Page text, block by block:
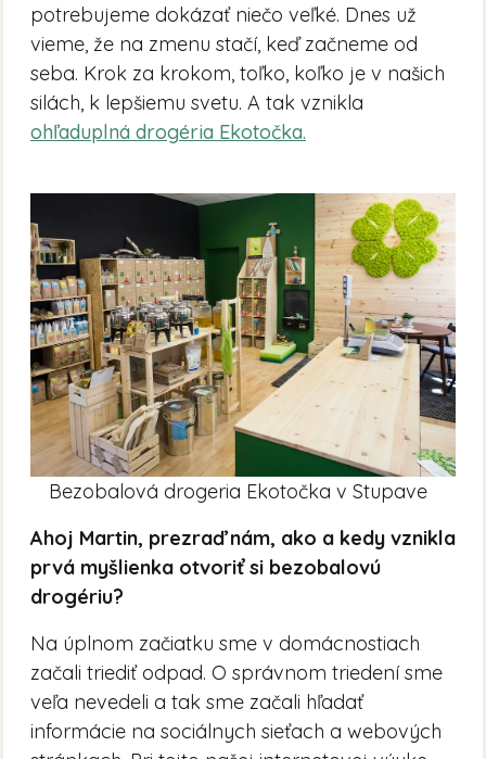
potrebujeme dokázať niečo veľké. Dnes už
vieme, že na zmenu stačí, keď začneme od
seba. Krok za krokom, toľko, koľko je v našich
silách, k lepšiemu svetu. A tak vznikla
ohľaduplná drogéria Ekotočka.
Bezobalová drogeria Ekotočka v Stupave
Ahoj Martin, prezraď nám, ako a kedy vznikla
prvá myšlienka otvoriť si bezobalovú
drogériu?
Na úplnom začiatku sme v domácnostiach
začali triediť odpad. O správnom triedení sme
veľa nevedeli a tak sme začali hľadať
informácie na sociálnych sieťach a webových